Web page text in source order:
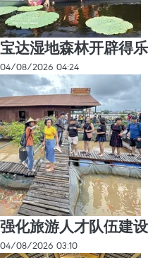
宝达湿地森林开辟得
04/08/2026 04:24
强化旅游人才队伍建设
04/08/2026 03:10